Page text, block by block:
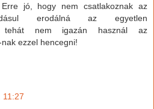
jó, hogy nem csatlakoznak az
erodálná az egyetlen
tehát nem igazán használ az
ezzel hencegni!
11:27